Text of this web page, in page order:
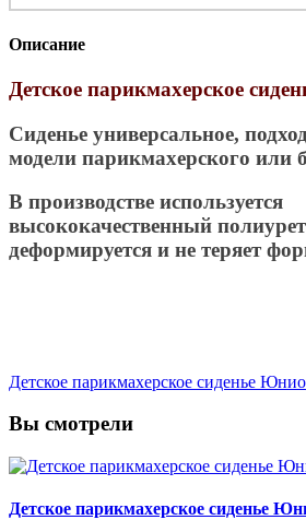
Описание
Детское парикмахерское
Сиденье универсальное,
модели парикмахерского или
В производстве используется
высококачественный
деформируется и не теряет
Детское парикмахерское сиденье
Вы смотрели
Детское парикмахерское сиденье